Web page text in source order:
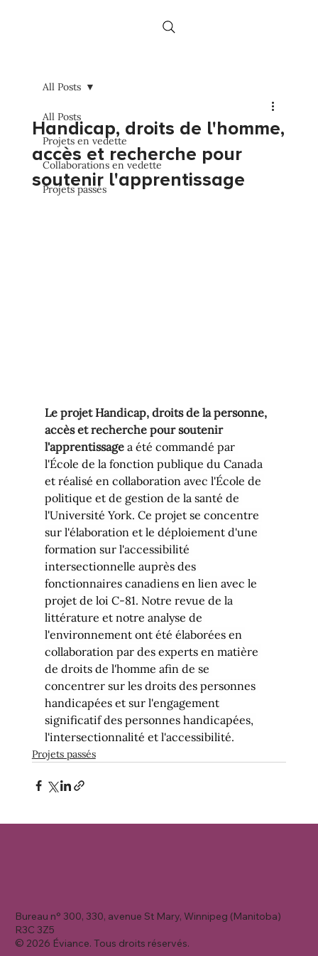
All Posts
Projets en vedette
Collaborations en vedette
Projets passés
All Posts
Handicap, droits de l'homme,
accès et recherche pour
soutenir l'apprentissage
Le projet Handicap, droits de la personne,
accès et recherche pour soutenir
l'apprentissage a été commandé par
l'École de la fonction publique du Canada
et réalisé en collaboration avec l'École de
politique et de gestion de la santé de
l'Université York. Ce projet se concentre
sur l'élaboration et le déploiement d'une
formation sur l'accessibilité
intersectionnelle auprès des
fonctionnaires canadiens en lien avec le
projet de loi C-81. Notre revue de la
littérature et notre analyse de
l'environnement ont été élaborées en
collaboration par des experts en matière
de droits de l'homme afin de se
concentrer sur les droits des personnes
handicapées et sur l'engagement
significatif des personnes handicapées,
l'intersectionnalité et l'accessibilité.
Projets passés
Bureau n° 300, 330, avenue St Mary, Winnipeg (Manitoba)
R3C 3Z5
© 2026 Éviance. Tous droits réservés.